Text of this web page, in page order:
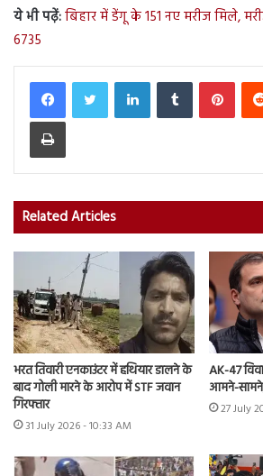
ये भी पढ़ें:बिहार में डेंगू के 151 नए मरीज मिले,
6735
LinkedInTumblr
Print
Related Articles
भरत तिवारी एनकाउंटर में हथियार डालने के
बाद गोली मारने के आरोप में STF जवान
गिरफ्तार
31 July 2026 - 10:33 AM
AK-47
आमने-
27 July